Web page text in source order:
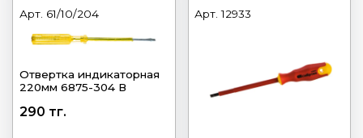
Арт. 61/10/204
Отвертка индикаторная
220мм 6875-304 В
290 тг.
Арт.12933